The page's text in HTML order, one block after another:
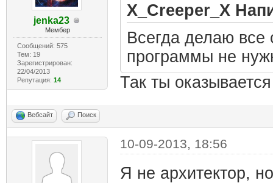
jenka23
Мембер
Сообщений: 575
Тем: 19
Зарегистрирован:
22/04/2013
Репутация: 14
X_Creeper_X
Всегда делаю все
программы не
Так ты
Вебсайт Поиск
10-09-2013, 18:56
Я не архитектор,